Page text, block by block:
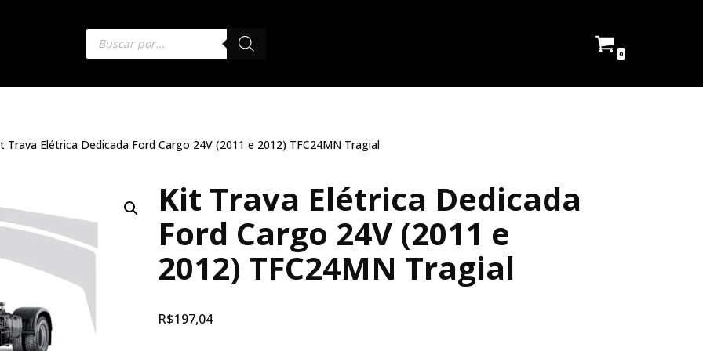
0
Trava Elétrica Dedicada Ford Cargo 24V (2011 e 2012) TFC24MN Tragial
Kit Trava Elétrica Dedicada
Ford Cargo 24V (2011 e
2012) TFC24MN Tragial
R$197,04